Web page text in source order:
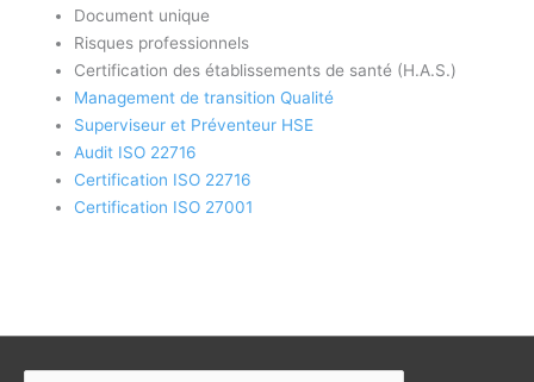
Document unique
Risques professionnels
Certification des établissements de santé (H.A.S.)
Management de transition Qualité
Superviseur et Préventeur HSE
Audit ISO 22716
Certification ISO 22716
Certification ISO 27001